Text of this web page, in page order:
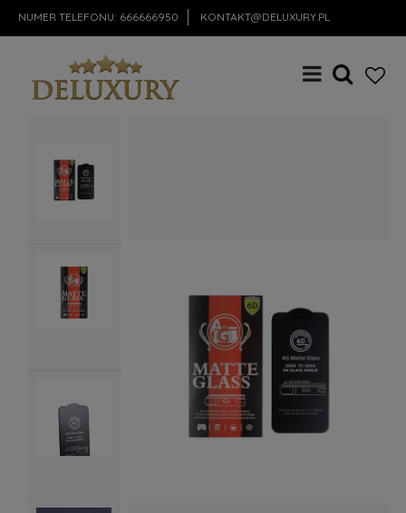
NUMER TELEFONU: 666666950 KONTAKT@DELUXURY.PL